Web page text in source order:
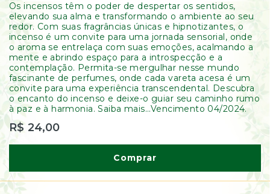
Os incensos têm o poder de despertar os sentidos,
elevando sua alma e transformando o ambiente ao seu
redor. Com suas fragrâncias únicas e hipnotizantes, o
incenso é um convite para uma jornada sensorial, onde
o aroma se entrelaça com suas emoções, acalmando a
mente e abrindo espaço para a introspecção e a
contemplação. Permita-se mergulhar nesse mundo
fascinante de perfumes, onde cada vareta acesa é um
convite para uma experiência transcendental. Descubra
o encanto do incenso e deixe-o guiar seu caminho rumo
à paz e à harmonia. Saiba mais...Vencimento 04/2024.
R$ 24,00
Comprar